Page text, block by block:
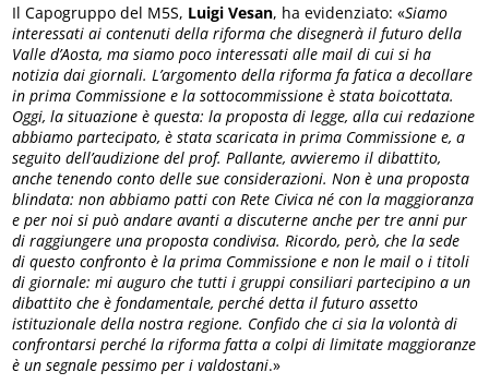
Il Capogruppo del M5S, Luigi Vesan, ha evidenziato: «Siamo
interessati ai contenuti della riforma che disegnerà il futuro della
Valle d’Aosta, ma siamo poco interessati alle mail di cui si ha
notizia dai giornali. L’argomento della riforma fa fatica a decollare
in prima Commissione e la sottocommissione è stata boicottata.
Oggi, la situazione è questa: la proposta di legge, alla cui redazione
abbiamo partecipato, è stata scaricata in prima Commissione e, a
seguito dell’audizione del prof. Pallante, avvieremo il dibattito,
anche tenendo conto delle sue considerazioni. Non è una proposta
blindata: non abbiamo patti con Rete Civica né con la maggioranza
e per noi si può andare avanti a discuterne anche per tre anni pur
di raggiungere una proposta condivisa. Ricordo, però, che la sede
di questo confronto è la prima Commissione e non le mail o i titoli
di giornale: mi auguro che tutti i gruppi consiliari partecipino a un
dibattito che è fondamentale, perché detta il futuro assetto
istituzionale della nostra regione. Confido che ci sia la volontà di
confrontarsi perché la riforma fatta a colpi di limitate maggioranze
è un segnale pessimo per i valdostani.»